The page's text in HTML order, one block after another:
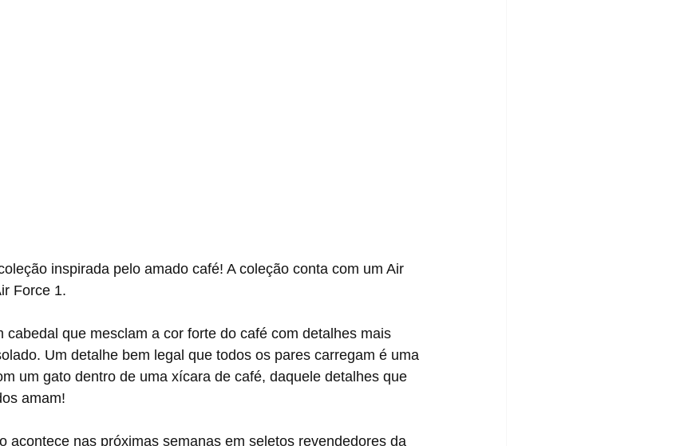
Force 1.
Um detalhe bem legal que todos os pares carregam é uma
um gato dentro de uma xícara de café, daquele detalhes que
amam!